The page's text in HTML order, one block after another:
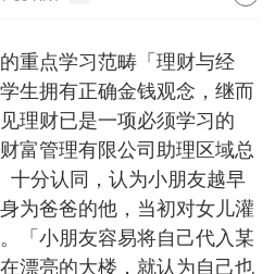
重点学习范畴「理财与经
生拥有正确金钱观念，继而
理财已是一项必须学习的
富管理有限公司助理区域总
十分认同，认为小朋友越早
为爸爸的他，当初对女儿灌
「小朋友容易将自己代入某
漂亮的大楼，就认为自己也